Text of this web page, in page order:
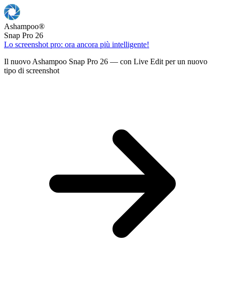
Ashampoo®
Snap Pro 26
Lo screenshot pro: ora ancora più intelligente!
Il nuovo Ashampoo Snap Pro 26 — con Live Edit per un nuovo
tipo di screenshot